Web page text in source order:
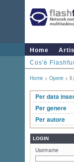
Home
Cos'è
Home > Opere > Il
Per data
Per genere
Per autore
LOGIN
Username